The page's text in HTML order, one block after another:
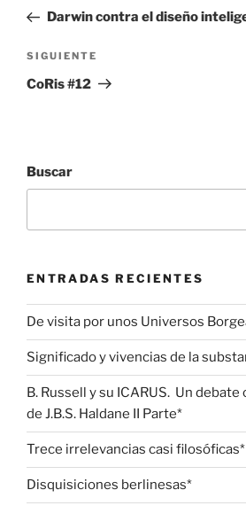
entradas
anterior:
Darwin contra el diseño
Siguiente
entrada
SIGUIENTE
CoRis #12
Buscar
ENTRADAS RECIENTES
De visita por unos Universos
Significado y vivencias de la
B. Russell y su ICARUS. Un debate
de J.B.S. Haldane II Parte*
Trece irrelevancias casi filosóficas*
Disquisiciones berlinesas*